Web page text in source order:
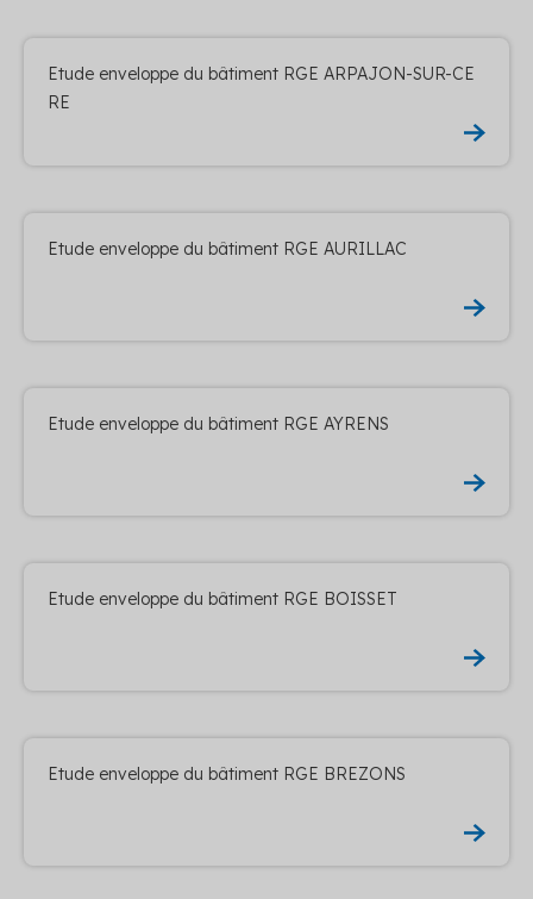
Etude enveloppe du bâtiment RGE ARPAJON-SUR-CE
RE
Etude enveloppe du bâtiment RGE AURILLAC
Etude enveloppe du bâtiment RGE AYRENS
Etude enveloppe du bâtiment RGE BOISSET
Etude enveloppe du bâtiment RGE BREZONS